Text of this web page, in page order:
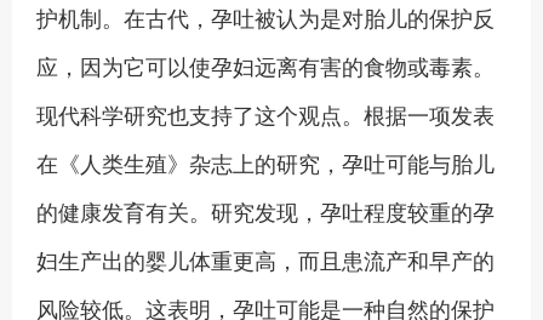
护机制。在古代，孕吐被认为是对胎儿的保护反
应，因为它可以使孕妇远离有害的食物或毒素。
现代科学研究也支持了这个观点。根据一项发表
在《人类生殖》杂志上的研究，孕吐可能与胎儿
的健康发育有关。研究发现，孕吐程度较重的孕
妇生产出的婴儿体重更高，而且患流产和早产的
风险较低。这表明，孕吐可能是一种自然的保护